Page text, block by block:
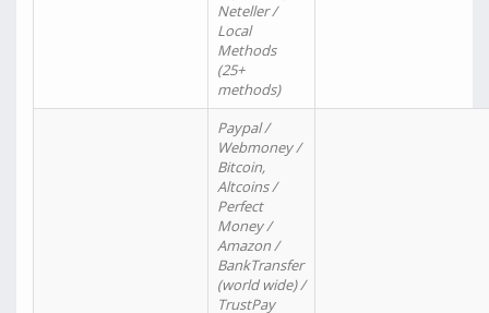
Neteller /
Local
Methods
(25+
methods)
Paypal /
Webmoney /
Bitcoin,
Altcoins /
Perfect
Money /
Amazon /
BankTransfer
(world wide) /
TrustPay